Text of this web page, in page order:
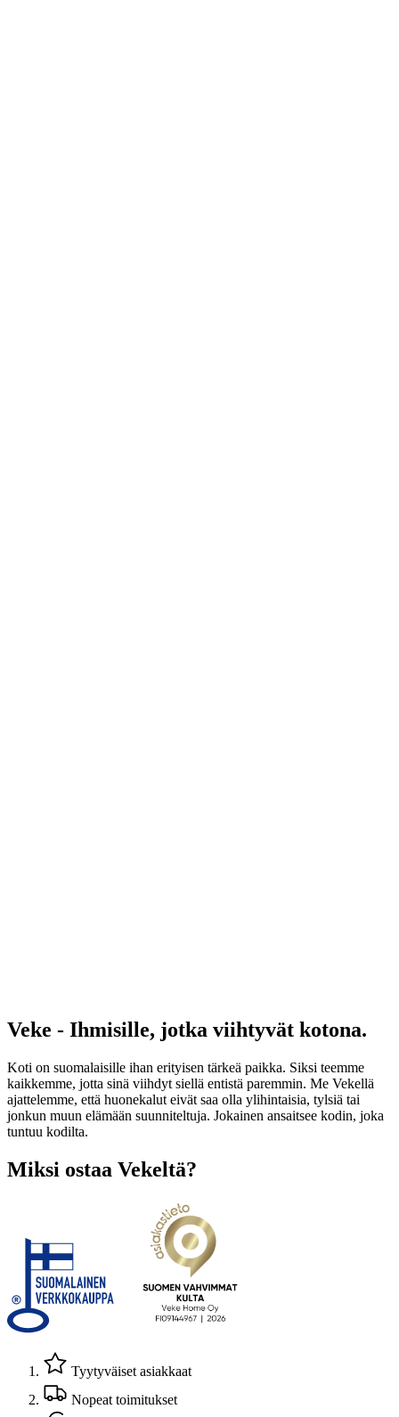
Veke - Ihmisille, jotka viihtyvät kotona.
Koti on suomalaisille ihan erityisen tärkeä paikka. Siksi teemme
kaikkemme, jotta sinä viihdyt siellä entistä paremmin. Me Vekellä
ajattelemme, että huonekalut eivät saa olla ylihintaisia, tylsiä tai
jonkun muun elämään suunniteltuja. Jokainen ansaitsee kodin, joka
tuntuu kodilta.
Miksi ostaa Vekeltä?
Tyytyväiset asiakkaat
Nopeat toimitukset